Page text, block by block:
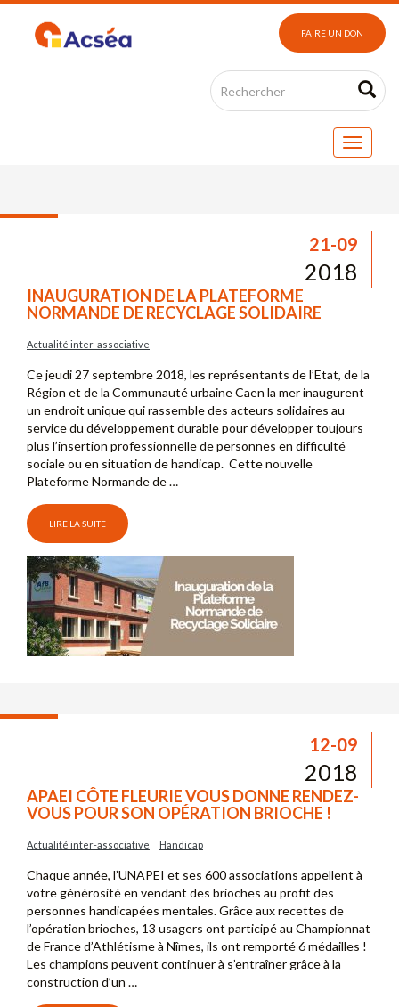
FAIRE UN DON
21-09
2018
INAUGURATION DE LA PLATEFORME
NORMANDE DE RECYCLAGE SOLIDAIRE
Actualité inter-associative
Ce jeudi 27 septembre 2018, les représentants de l’Etat, de la
Région et de la Communauté urbaine Caen la mer inaugurent
un endroit unique qui rassemble des acteurs solidaires au
service du développement durable pour développer toujours
plus l’insertion professionnelle de personnes en difficulté
sociale ou en situation de handicap. Cette nouvelle
Plateforme Normande de …
LIRE LA SUITE
12-09
2018
APAEI CÔTE FLEURIE VOUS DONNE RENDEZ-
VOUS POUR SON OPÉRATION BRIOCHE !
Actualité inter-associative Handicap
Chaque année, l’UNAPEI et ses 600 associations appellent à
votre générosité en vendant des brioches au profit des
personnes handicapées mentales. Grâce aux recettes de
l’opération brioches, 13 usagers ont participé au Championnat
de France d’Athlétisme à Nîmes, ils ont remporté 6 médailles !
Les champions peuvent continuer à s’entraîner grâce à la
construction d’un …